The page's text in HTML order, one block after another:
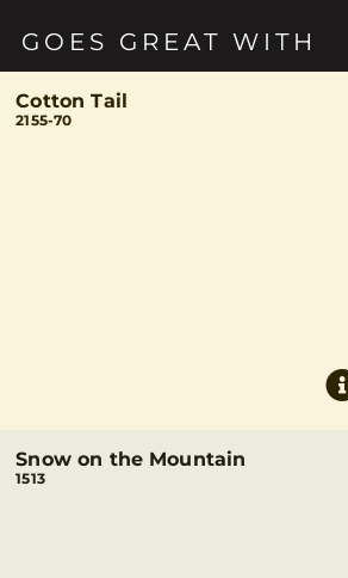
GOES GREAT WITH
Cotton Tail
2155-70
Snow on the Mountain
1513